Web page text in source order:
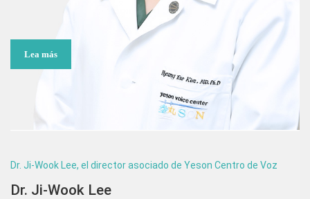
Lea más
Dr. Ji-Wook Lee, el director asociado de Yeson Centro de Voz
Dr. Ji-Wook Lee